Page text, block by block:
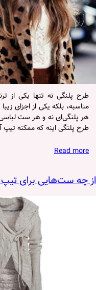
طرح پلنگی نه تنها یکی از
مناسبه، بلکه یکی از اجزای
هر پلنگی‌ای نه و هر ست
طرح پلنگی اینه که ممکنه
Read more
از چه ست‌هایی برای تیپ